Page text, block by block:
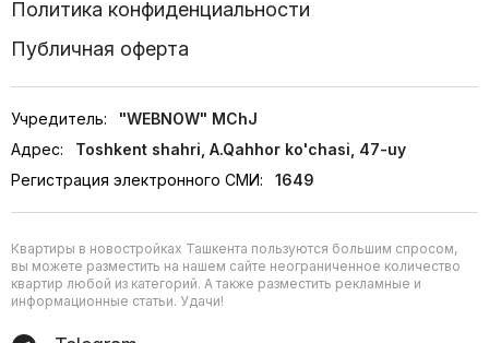
Политика конфиденциальности
Публичная оферта
Учредитель:
"WEBNOW" MChJ
Адрес:
Toshkent shahri, A.Qahhor ko'chasi, 47-uy
Регистрация электронного СМИ:
1649
Квартиры в новостройках Ташкента пользуются большим спросом,
вы можете разместить на нашем сайте неограниченное количество
квартир любой из категорий. А также разместить рекламные и
информационные статьи. Удачи!